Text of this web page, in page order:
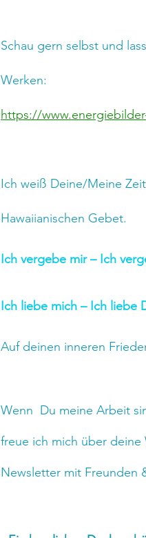
Schau gern selbst und
Werken:
https://
Ich weiß Deine/Meine
Hawaiianischen Gebet.
Ich vergebe mir – Ich
Ich liebe mich – Ich liebe
Auf deinen inneren
Wenn  Du meine Arbeit
freue ich mich über
Newsletter mit Freunden